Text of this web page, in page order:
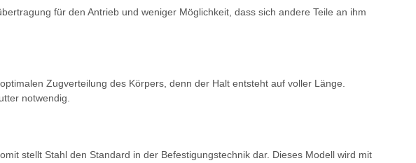
für den Antrieb und weniger Möglichkeit, dass sich andere Teile an ihm
Zugverteilung des Körpers, denn der Halt entsteht auf voller Länge.
notwendig.
stellt Stahl den Standard in der Befestigungstechnik dar. Dieses Modell wird mit